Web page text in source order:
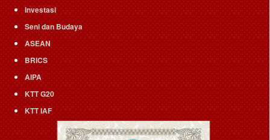
Investasi
Seni dan Budaya
ASEAN
BRICS
AIPA
KTT G20
KTT IAF